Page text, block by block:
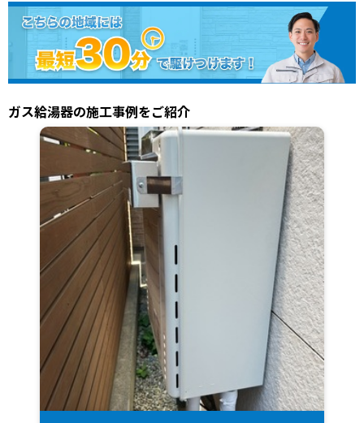
ガス給湯器の施工事例をご紹介